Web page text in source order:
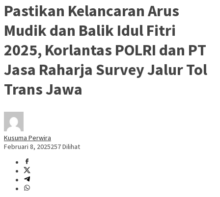
Pastikan Kelancaran Arus
Mudik dan Balik Idul Fitri
2025, Korlantas POLRI dan PT
Jasa Raharja Survey Jalur Tol
Trans Jawa
Kusuma Perwira
Februari 8, 2025257 Dilihat